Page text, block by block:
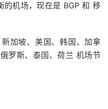
的机场，现在是 BGP 和 移
加坡、美国、韩国、加拿
罗斯、泰国、荷兰 机场节